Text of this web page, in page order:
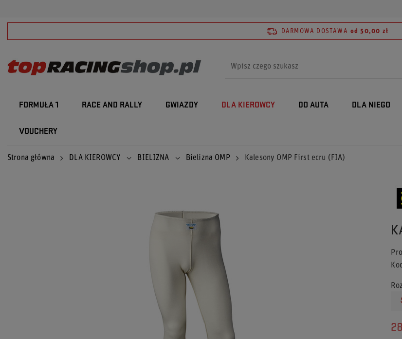
DARMOWA DOSTAWA od 50,00 zł
FORMUŁA 1 RACE AND RALLY GWIAZDY DLA KIEROWCY DO AUTA DLA NIEGO
VOUCHERY
Strona główna DLA KIEROWCY BIELIZNA Bielizna OMP Kalesony OMP First ecru (FIA)